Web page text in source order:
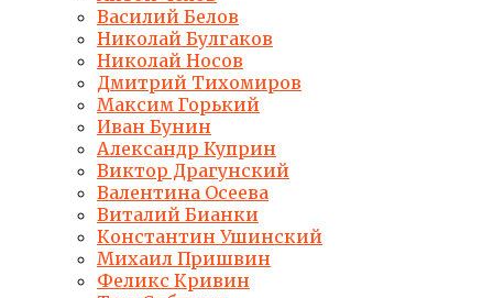
Василий Белов
Николай Булгаков
Николай Носов
Дмитрий Тихомиров
Максим Горький
Иван Бунин
Александр Куприн
Виктор Драгунский
Валентина Осеева
Виталий Бианки
Константин Ушинский
Михаил Пришвин
Феликс Кривин